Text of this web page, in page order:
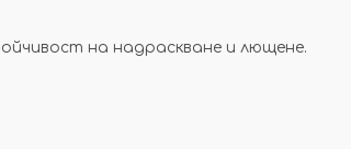
на надраскване и лющене.